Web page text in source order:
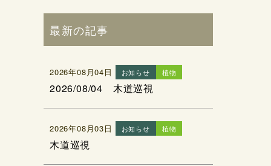
最新の記事
2026年08月04日 お知らせ 植物
2026/08/04 木道巡視
2026年08月03日 お知らせ 植物
木道巡視